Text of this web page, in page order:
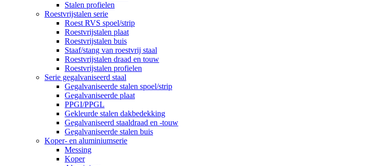
Stalen profielen
Roestvrijstalen serie
Roest RVS spoel/strip
Roestvrijstalen plaat
Roestvrijstalen buis
Staaf/stang van roestvrij staal
Roestvrijstalen draad en touw
Roestvrijstalen profielen
Serie gegalvaniseerd staal
Gegalvaniseerde stalen spoel/strip
Gegalvaniseerde plaat
PPGI/PPGL
Gekleurde stalen dakbedekking
Gegalvaniseerd staaldraad en -touw
Gegalvaniseerde stalen buis
Koper- en aluminiumserie
Messing
Koper